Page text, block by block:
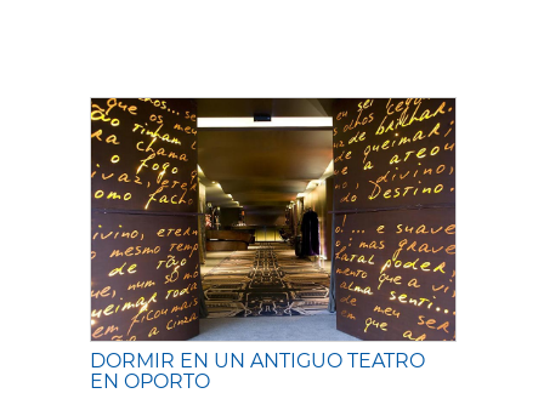
DORMIR EN UN ANTIGUO TEATRO
EN OPORTO